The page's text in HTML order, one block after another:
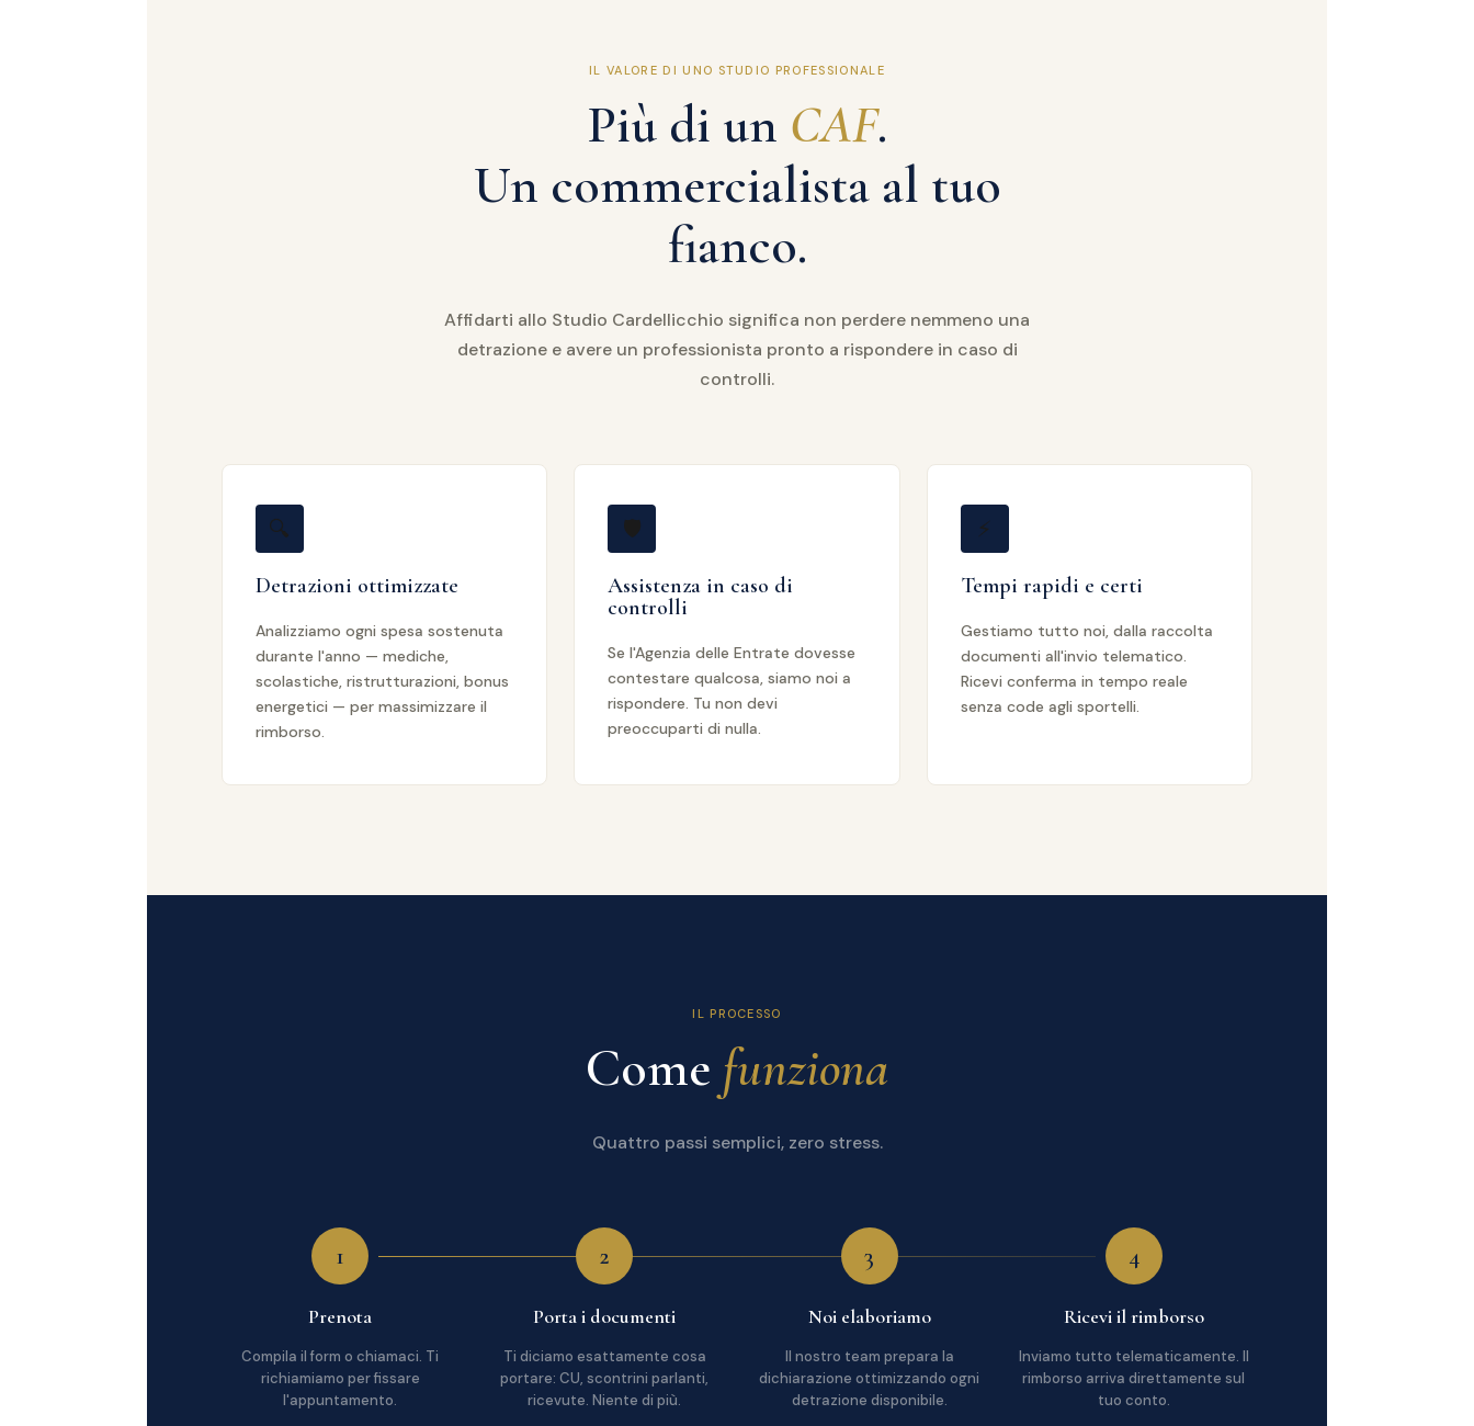
IL VALORE DI UNO STUDIO PROFESSIONALE
Più di un CAF.
Un commercialista al tuo
fianco.
Affidarti allo Studio Cardellicchio significa non perdere nemmeno una
detrazione e avere un professionista pronto a rispondere in caso di
controlli.
🔍
Detrazioni ottimizzate
Analizziamo ogni spesa sostenuta
durante l'anno — mediche,
scolastiche, ristrutturazioni, bonus
energetici — per massimizzare il
rimborso.
🛡️
Assistenza in caso di
controlli
Se l'Agenzia delle Entrate dovesse
contestare qualcosa, siamo noi a
rispondere. Tu non devi
preoccuparti di nulla.
⚡
Tempi rapidi e certi
Gestiamo tutto noi, dalla raccolta
documenti all'invio telematico.
Ricevi conferma in tempo reale
senza code agli sportelli.
IL PROCESSO
Come funziona
Quattro passi semplici, zero stress.
1
Prenota
Compila il form o chiamaci. Ti
richiamiamo per fissare
l'appuntamento.
2
Porta i documenti
Ti diciamo esattamente cosa
portare: CU, scontrini parlanti,
ricevute. Niente di più.
3
Noi elaboriamo
Il nostro team prepara la
dichiarazione ottimizzando ogni
detrazione disponibile.
4
Ricevi il rimborso
Inviamo tutto telematicamente. Il
rimborso arriva direttamente sul
tuo conto.